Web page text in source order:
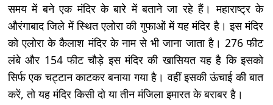
समय में बने एक मंदिर के बारे में बताने जा रहे हैं। महाराष्ट्र के
औरंगाबाद जिले में स्थित एलोरा की गुफाओं में यह मंदिर है। इस मंदिर
को एलोरा के कैलाश मंदिर के नाम से भी जाना जाता है। 276 फीट
लंबे और 154 फीट चौड़े इस मंदिर की खासियत यह है कि इसको
सिर्फ एक चट्टान काटकर बनाया गया है। वहीं इसकी ऊंचाई की बात
करें, तो यह मंदिर किसी दो या तीन मंजिला इमारत के बराबर है।